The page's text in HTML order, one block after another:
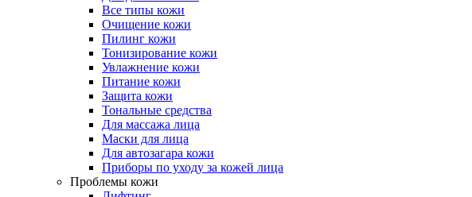
Все типы кожи
Очищение кожи
Пилинг кожи
Тонизирование кожи
Увлажнение кожи
Питание кожи
Защита кожи
Тональные средства
Для массажа лица
Маски для лица
Для автозагара кожи
Приборы по уходу за кожей лица
Проблемы кожи